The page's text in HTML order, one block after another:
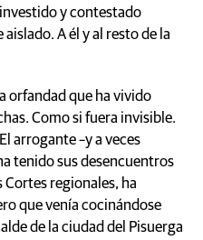
y contestado
A él y al resto de la
orfandad que ha vivido
Como si fuera invisible.
arrogante –y a veces
tenido sus desencuentros
Cortes regionales, ha
que venía cocinándose
de la ciudad del Pisuerga